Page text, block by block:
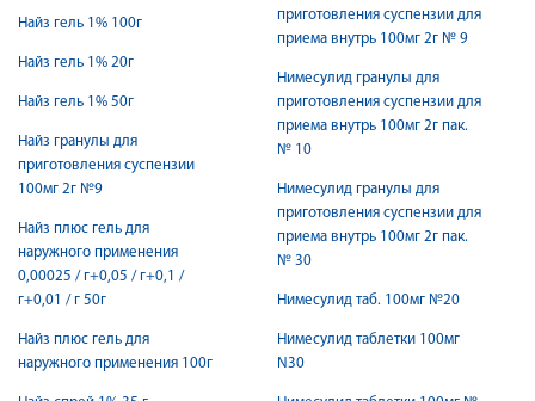
Найз гель 1% 100г
Найз гель 1% 20г
Найз гель 1% 50г
Найз гранулы для
приготовления суспензии
100мг 2г №9
Найз плюс гель для
наружного применения
0,00025 / г+0,05 / г+0,1 /
г+0,01 / г 50г
Найз плюс гель для
наружного применения 100г
приготовления суспензии для
приема внутрь 100мг 2г № 9
Нимесулид гранулы для
приготовления суспензии для
приема внутрь 100мг 2г пак.
№ 10
Нимесулид гранулы для
приготовления суспензии для
приема внутрь 100мг 2г пак.
№ 30
Нимесулид таб. 100мг №20
Нимесулид таблетки 100мг
N30